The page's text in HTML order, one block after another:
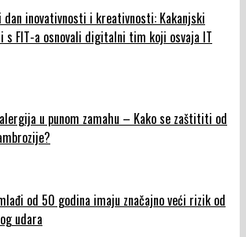
dan inovativnosti i kreativnosti: Kakanjski
s FIT-a osnovali digitalni tim koji osvaja IT
u punom zamahu – Kako se zaštititi od
od 50 godina imaju značajno veći rizik od
udara